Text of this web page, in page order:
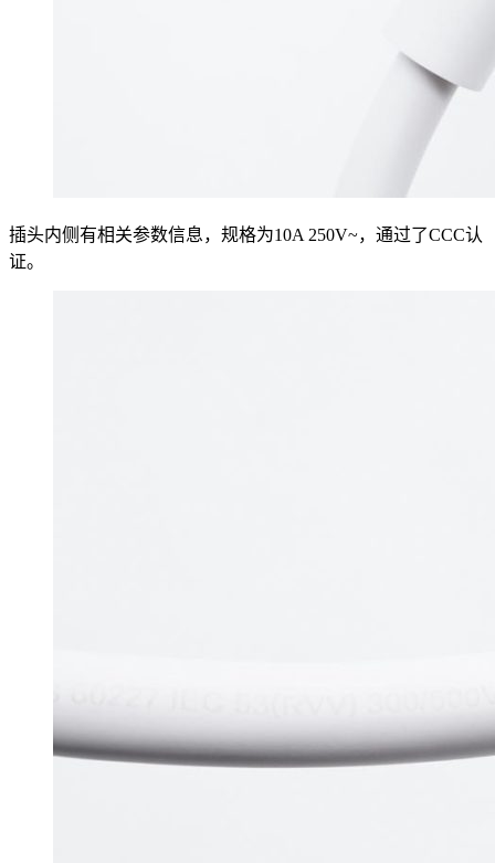
插头内侧有相关参数信息，规格为10A 250V~，通过了CCC认
证。